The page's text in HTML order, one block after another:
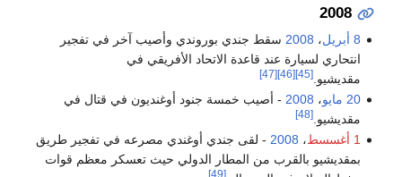
2008
8 أبريل ، 2008 سقط جندي بوروندي وأصيب آخر في تفجير
انتحاري لسيارة عند قاعدة الاتحاد الأفريقي في
مقديشيو.[45]
[46]
[47]
20 مايو ، 2008 - أصيب خمسة جنود أوغنديون في قتال في
مقديشيو.[48]
1 أغسسط ، 2008 - لقى جندي أوغندي مصرعه في تفجير طريق
بمقديشيو بالقرب من المطار الدولي حيث تعسكر معظم قوات
[49]